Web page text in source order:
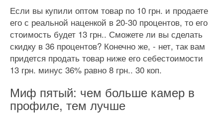
Если вы купили оптом товар по 10 грн. и продаете
его с реальной наценкой в 20-30 процентов, то его
стоимость будет 13 грн.. Сможете ли вы сделать
скидку в 36 процентов? Конечно же, - нет, так вам
придется продать товар ниже его себестоимости
13 грн. минус 36% равно 8 грн.. 30 коп.
Миф пятый: чем больше камер в
профиле, тем лучше